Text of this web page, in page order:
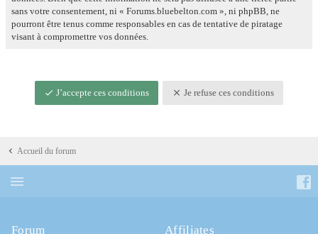
sans votre consentement, ni « Forums.bluebelton.com », ni phpBB, ne
pourront être tenus comme responsables en cas de tentative de piratage
visant à compromettre vos données.
J’accepte ces conditions Je refuse ces conditions
Accueil du forum
Forum Affiliates